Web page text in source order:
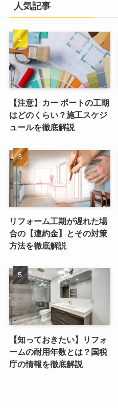
人気記事
【注意】カー ポートの工期
はどのくらい？施工スケジ
ュールを徹底解説
リフォーム工期が遅れた場
合の【違約金】とその対策
方法を徹底解説
【知っておきたい】リフォ
ームの耐用年数とは？国税
庁の情報を徹底解説